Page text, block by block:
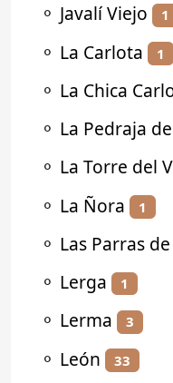
⚬ Javalí Viejo 1
⚬ La Carlota 1
⚬ La Chica
⚬ La Pedraja
⚬ La Torre del
⚬ La Ñora 1
⚬ Las Parras
⚬ Lerga 1
⚬ Lerma 3
⚬ León 33